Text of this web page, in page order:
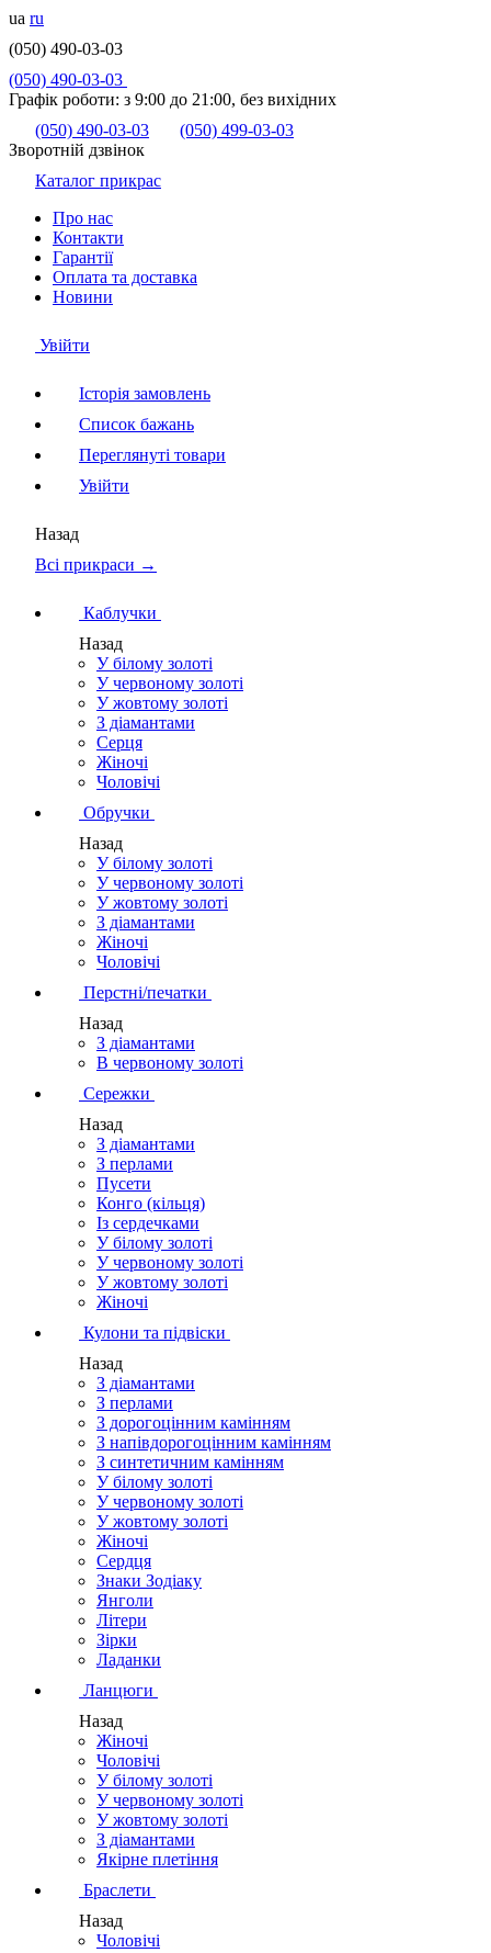
ua ru
(050) 490-03-03
(050) 490-03-03
Графік роботи: з 9:00 до 21:00, без вихідних
(050) 490-03-03
(050) 499-03-03
Зворотній дзвінок
Каталог прикрас
Про нас
Контакти
Гарантії
Оплата та доставка
Новини
Увійти
Історія замовлень
Список бажань
Переглянуті товари
Увійти
Назад
Всі прикраси →
Каблучки
Назад
У білому золоті
У червоному золоті
У жовтому золоті
З діамантами
Серця
Жіночі
Чоловічі
Обручки
Назад
У білому золоті
У червоному золоті
У жовтому золоті
З діамантами
Жіночі
Чоловічі
Перстні/печатки
Назад
З діамантами
В червоному золоті
Сережки
Назад
З діамантами
З перлами
Пусети
Конго (кільця)
Із сердечками
У білому золоті
У червоному золоті
У жовтому золоті
Жіночі
Кулони та підвіски
Назад
З діамантами
З перлами
З дорогоцінним камінням
З напівдорогоцінним камінням
З синтетичним камінням
У білому золоті
У червоному золоті
У жовтому золоті
Жіночі
Сердця
Знаки Зодіаку
Янголи
Літери
Зірки
Ладанки
Ланцюги
Назад
Жіночі
Чоловічі
У білому золоті
У червоному золоті
У жовтому золоті
З діамантами
Якірне плетіння
Браслети
Назад
Чоловічі